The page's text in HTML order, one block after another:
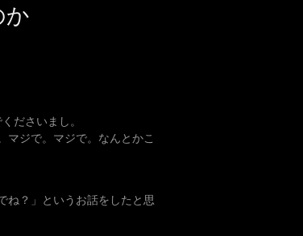
ださいまし。
マジで。マジで。なんとかこ
ね？」というお話をしたと思